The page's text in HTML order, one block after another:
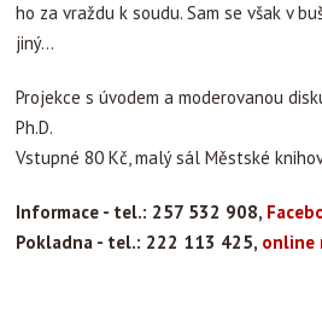
ho za vraždu k soudu. Sam se však v
jiný...
Projekce s úvodem a moderovanou
Ph.D.
Vstupné 80 Kč, malý sál Městské
Informace - tel.: 257 532 908,
Pokladna - tel.: 222 113 425, online